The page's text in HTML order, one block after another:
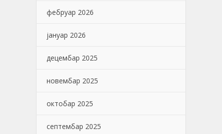
фебруар 2026
јануар 2026
децембар 2025
новембар 2025
октобар 2025
септембар 2025